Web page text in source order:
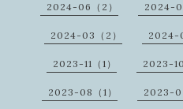
2024-06（2） 2024-
2024-03（2） 2024-
2023-11（1） 2023-10
2023-08（1） 2023-